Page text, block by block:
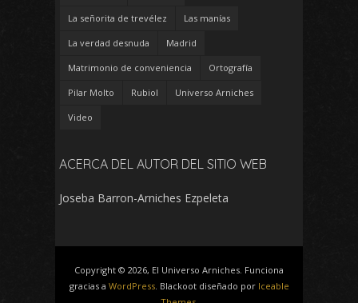
La señorita de trevélez Las manías
La verdad desnuda Madrid
Matrimonio de conveniencia Ortografía
Pilar Molto Rubiol Universo Arniches
Video
ACERCA DEL AUTOR DEL SITIO WEB
Joseba Barron-Arniches Ezpeleta
Copyright © 2026, El Universo Arniches. Funciona
gracias a WordPress. Blackoot diseñado por Iceable